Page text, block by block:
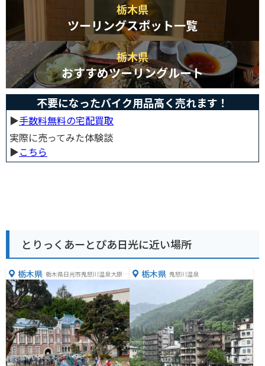
栃木県
ツーリングスポット一覧
栃木県
おすすめツーリングルート
不要になったバイク用品高く売れます！
▶︎手数料無料の宅配買取
実際に売ってみた体験談
▶︎こちら
とりっくあーとぴあ日光に近い場所
栃木県 栃木県日光市鬼怒川温泉大原２
０９−１
栃木県 鬼怒川温泉